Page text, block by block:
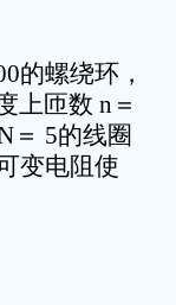
的螺绕环，
上匝数 n＝
＝ 5的线圈
变电阻使